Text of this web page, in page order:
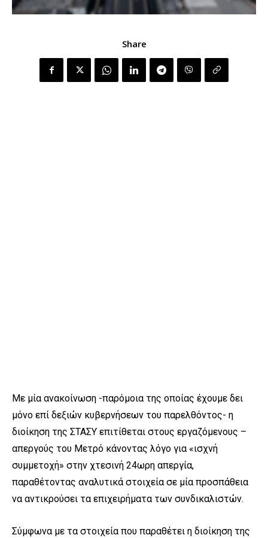
Share
Με μία ανακοίνωση -παρόμοια της οποίας έχουμε δει
μόνο επί δεξιών κυβερνήσεων του παρελθόντος- η
διοίκηση της ΣΤΑΣΥ επιτίθεται στους εργαζόμενους –
απεργούς του Μετρό κάνοντας λόγο για «ισχνή
συμμετοχή» στην χτεσινή 24ωρη απεργία,
παραθέτοντας αναλυτικά στοιχεία σε μία προσπάθεια
να αντικρούσει τα επιχειρήματα των συνδικαλιστών.
Σύμφωνα με τα στοιχεία που παραθέτει η διοίκηση της